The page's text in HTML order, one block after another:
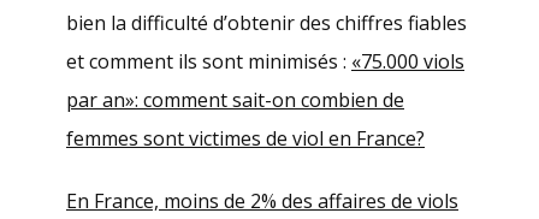
bien la difficulté d’obtenir des chiffres fiables
et comment ils sont minimisés : «75.000 viols
par an»: comment sait-on combien de
femmes sont victimes de viol en France?
En France, moins de 2% des affaires de viols